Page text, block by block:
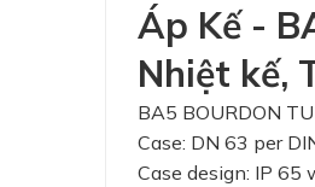
Áp Kế -
Nhiệt kế,
BA5 BOURDON
Case: DN 63 per
Case design: IP 65